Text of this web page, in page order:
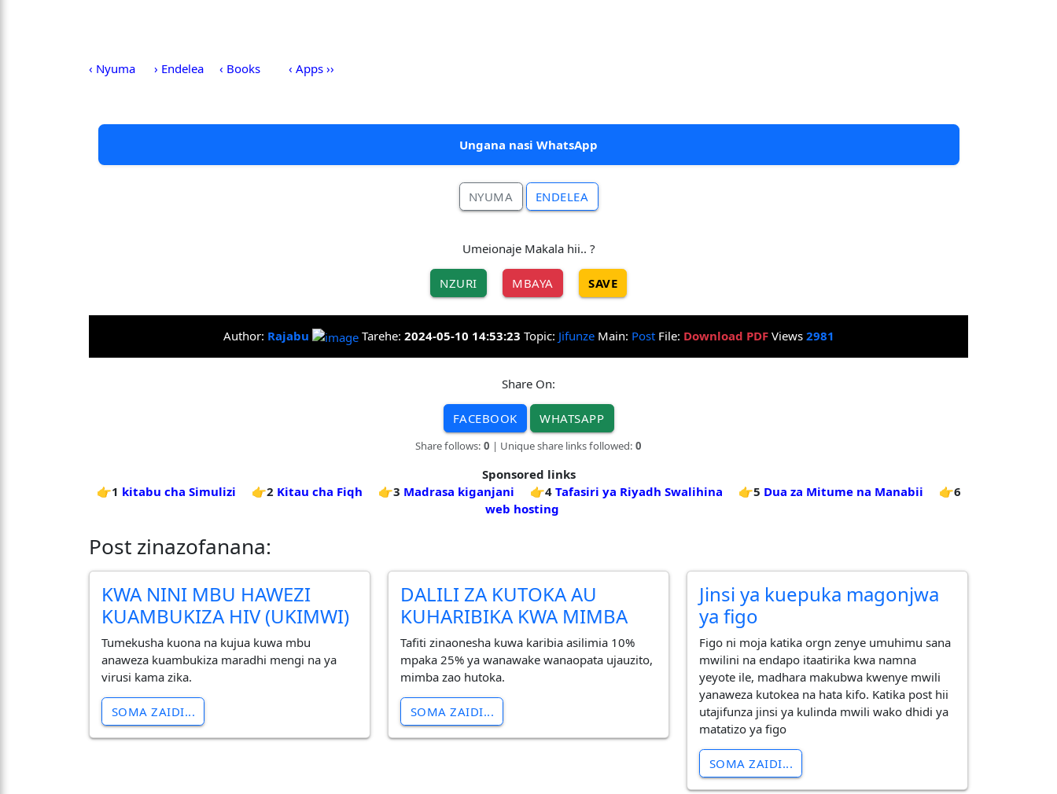
‹ Nyuma › Endelea ‹ Books ‹ Apps ››
Ungana nasi WhatsApp
NYUMA ENDELEA
Umeionaje Makala hii.. ?
NZURI MBAYA SAVE
Author: Rajabu Tarehe: 2024-05-10 14:53:23 Topic: JifunzeMain: PostFile: Download PDFViews 2981
Share On:
FACEBOOK WHATSAPP
Share follows: 0 | Unique share links followed: 0
Sponsored links
👉1 kitabu cha Simulizi 👉2 Kitau cha Fiqh 👉3 Madrasa kiganjani 👉4 Tafasiri ya Riyadh Swalihina 👉5 Dua za Mitume na Manabii
👉6
web hosting
Post zinazofanana:
KWA NINI MBU HAWEZI
KUAMBUKIZA HIV (UKIMWI)
Tumekusha kuona na kujua kuwa mbu
anaweza kuambukiza maradhi mengi na ya
virusi kama zika.
SOMA ZAIDI...
DALILI ZA KUTOKA AU
KUHARIBIKA KWA MIMBA
Tafiti zinaonesha kuwa karibia asilimia 10%
mpaka 25% ya wanawake wanaopata ujauzito,
mimba zao hutoka.
SOMA ZAIDI...
Jinsi ya kuepuka magonjwa
ya figo
Figo ni moja katika orgn zenye umuhimu sana
mwilini na endapo itaatirika kwa namna
yeyote ile, madhara makubwa kwenye mwili
yanaweza kutokea na hata kifo. Katika post hii
utajifunza jinsi ya kulinda mwili wako dhidi ya
matatizo ya figo
SOMA ZAIDI...